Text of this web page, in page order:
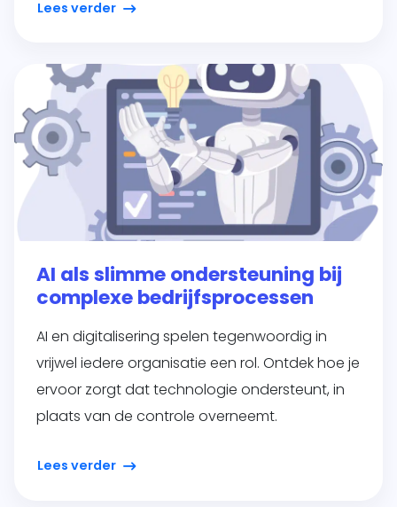
Lees verder
AI als slimme ondersteuning bij
complexe bedrijfsprocessen
AI en digitalisering spelen tegenwoordig in
vrijwel iedere organisatie een rol. Ontdek hoe je
ervoor zorgt dat technologie ondersteunt, in
plaats van de controle overneemt.
Lees verder